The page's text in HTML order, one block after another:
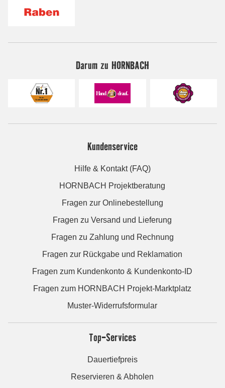
Darum zu HORNBACH
Kundenservice
Hilfe & Kontakt (FAQ)
HORNBACH Projektberatung
Fragen zur Onlinebestellung
Fragen zu Versand und Lieferung
Fragen zu Zahlung und Rechnung
Fragen zur Rückgabe und Reklamation
Fragen zum Kundenkonto & Kundenkonto-ID
Fragen zum HORNBACH Projekt-Marktplatz
Muster-Widerrufsformular
Top-Services
Dauertiefpreis
Reservieren & Abholen